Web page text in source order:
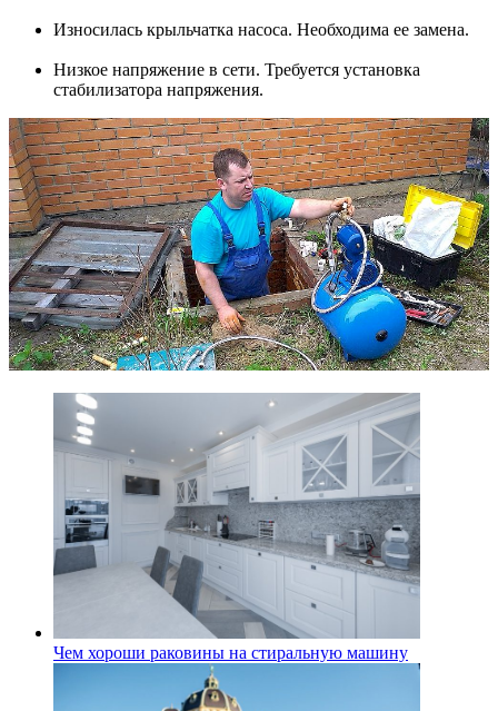
Износилась крыльчатка насоса. Необходима ее замена.
Низкое напряжение в сети. Требуется установка
стабилизатора напряжения.
Чем хороши раковины на стиральную машину